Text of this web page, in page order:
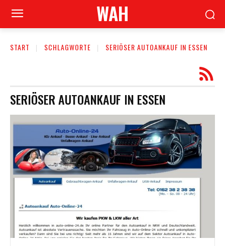
WAH
START SCHLAGWORTE SERIÖSER AUTOANKAUF IN ESSEN
SERIÖSER AUTOANKAUF IN ESSEN